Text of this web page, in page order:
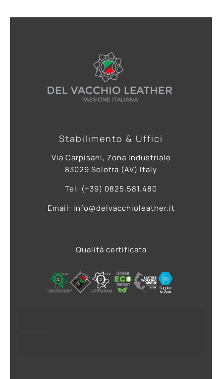
Stabilimento & Uffici
Via Carpisani, Zona Industriale
83029 Solofra (AV) Italy
Tel: (+39) 0825.581.480
Email: info@delvacchioleather.it
Qualità certificata